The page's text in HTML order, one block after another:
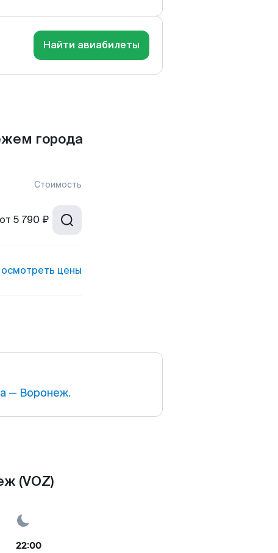
Найти авиабилеты
города
Стоимость
от 5 790 ₽
цены
— Воронеж.
(VOZ)
22:00